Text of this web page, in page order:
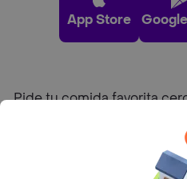
App Store
Pide tu comida favorita